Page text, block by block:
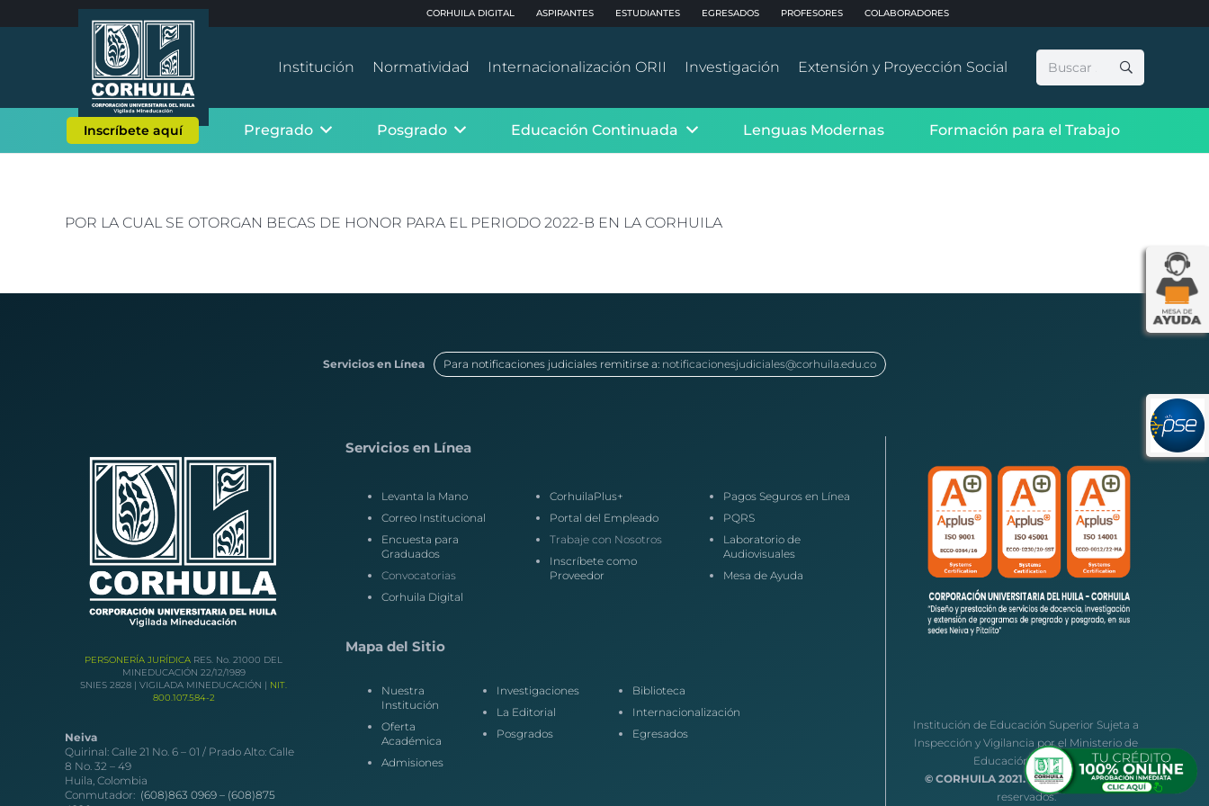
CORHUILA DIGITAL ASPIRANTES ESTUDIANTES EGRESADOS PROFESORES COLABORADORES
Institución Normatividad Internacionalización ORII Investigación Extensión y Proyección Social Buscar:
Inscríbete aquí Pregrado Posgrado Educación Continuada Lenguas Modernas Formación para el Trabajo
POR LA CUAL SE OTORGAN BECAS DE HONOR PARA EL PERIODO 2022-B EN LA CORHUILA
Servicios en Línea Para notificaciones judiciales remitirse a: notificacionesjudiciales@corhuila.edu.co
PERSONERÍA JURÍDICA RES. No. 21000 DEL
MINEDUCACIÓN 22/12/1989
SNIES 2828 | VIGILADA MINEDUCACIÓN | NIT.
800.107.584-2
Neiva
Quirinal: Calle 21 No. 6 – 01 / Prado Alto: Calle
8 No. 32 – 49
Huila, Colombia
Conmutador: (608)863 0969 – (608)875
Servicios en Línea
Levanta la Mano
Correo Institucional
Encuesta para
Graduados
Convocatorias
Corhuila Digital
CorhuilaPlus+
Portal del Empleado
Trabaje con Nosotros
Inscríbete como
Proveedor
Pagos Seguros en Línea
PQRS
Laboratorio de
Audiovisuales
Mesa de Ayuda
Mapa del Sitio
Nuestra
Institución
Oferta
Académica
Admisiones
Investigaciones
La Editorial
Posgrados
Biblioteca
Internacionalización
Egresados
Institución de Educación Superior Sujeta a
Inspección y Vigilancia por el Ministerio de
Educación Nacional
© CORHUILA 2021.Todos los derechos
reservados.